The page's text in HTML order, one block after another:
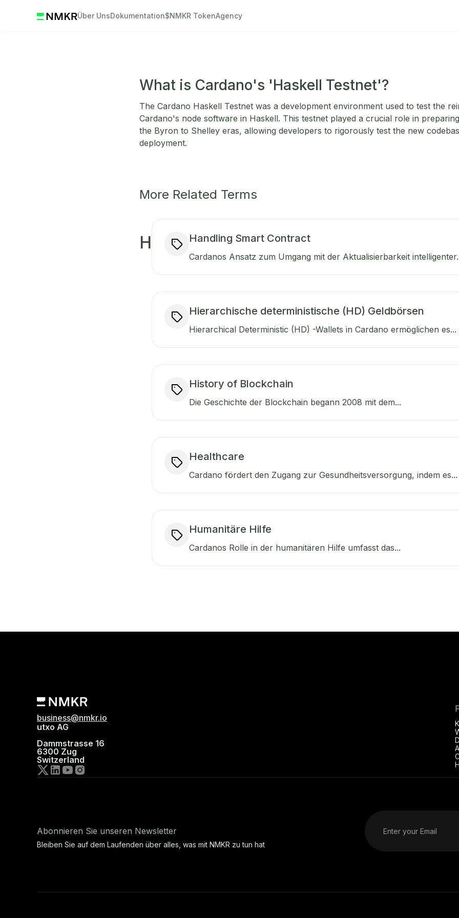
Über UnsDokumentation$NMKR TokenAgency
What is Cardano's 'Haskell Testnet'?
The Cardano Haskell Testnet was a development environment used to test the
Cardano's node software in Haskell. This testnet played a crucial role in
the Byron to Shelley eras, allowing developers to rigorously test the new
deployment.
More Related Terms
H Handling Smart Contract
Cardanos Ansatz zum Umgang mit der Aktualisierbarkeit
Hierarchische deterministische (HD) Geldbörsen
Hierarchical Deterministic (HD) -Wallets in Cardano ermöglichen es...
History of Blockchain
Die Geschichte der Blockchain begann 2008 mit dem...
Healthcare
Cardano fördert den Zugang zur Gesundheitsversorgung, indem es...
Humanitäre Hilfe
Cardanos Rolle in der humanitären Hilfe umfasst das...
business@nmkr.io
utxo AG
Dammstrasse 16
6300 Zug
Switzerland
Abonnieren Sie unseren Newsletter
Bleiben Sie auf dem Laufenden über alles, was mit NMKR zu tun hat